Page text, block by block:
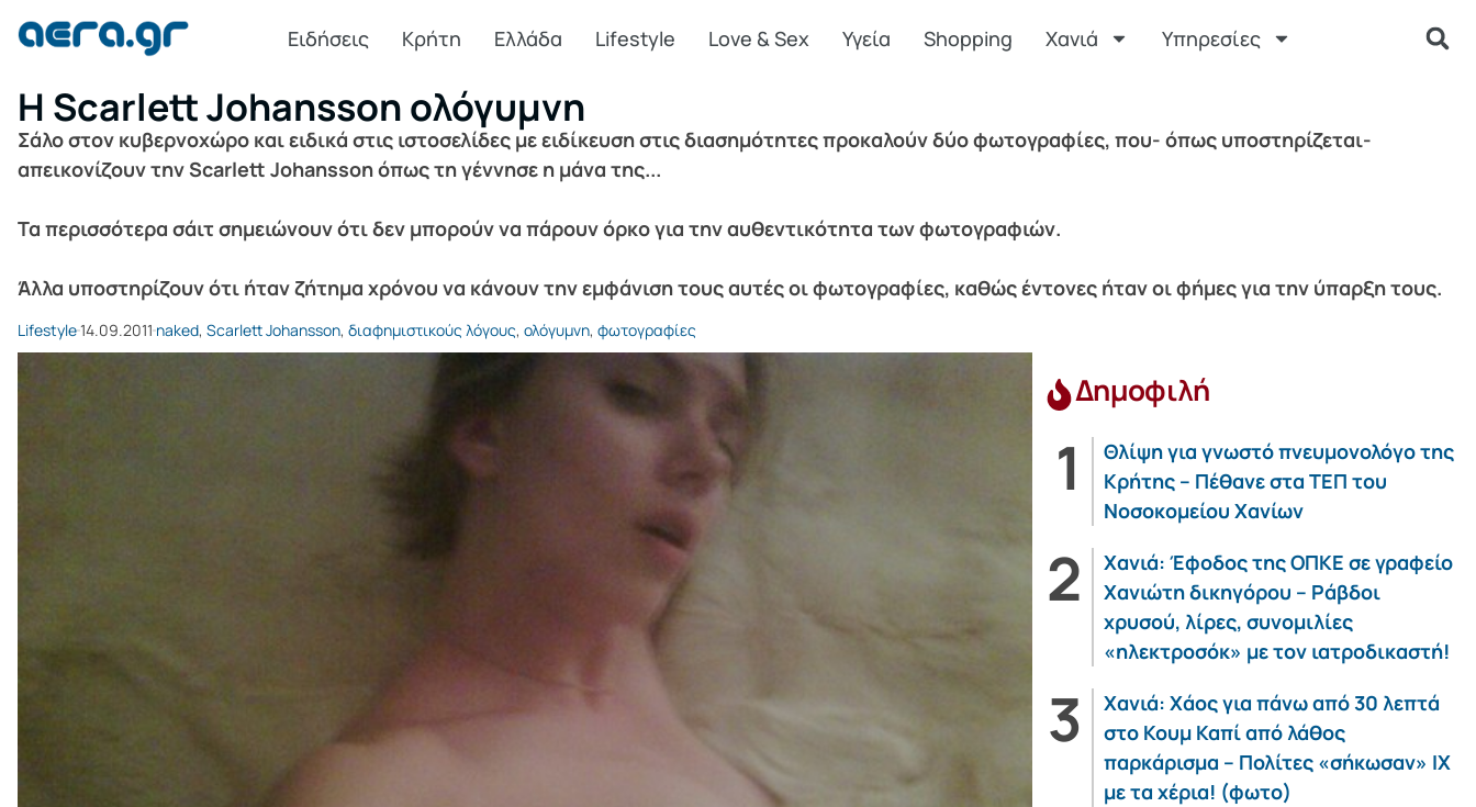
Ειδήσεις Κρήτη Ελλάδα Lifestyle Love & Sex Υγεία Shopping Χανιά Υπηρεσίες
H Scarlett Johansson ολόγυμνη
Σάλο στον κυβερνοχώρο και ειδικά στις ιστοσελίδες με ειδίκευση στις διασημότητες προκαλούν δύο φωτογραφίες, που- όπως υποστηρίζεται-
απεικονίζουν την Scarlett Johansson όπως τη γέννησε η μάνα της...
Τα περισσότερα σάιτ σημειώνουν ότι δεν μπορούν να πάρουν όρκο για την αυθεντικότητα των φωτογραφιών.
Άλλα υποστηρίζουν ότι ήταν ζήτημα χρόνου να κάνουν την εμφάνιση τους αυτές οι φωτογραφίες, καθώς έντονες ήταν οι φήμες για την ύπαρξη τους.
Lifestyle14.09.2011 naked, Scarlett Johansson, διαφημιστικούς λόγους, ολόγυμνη, φωτογραφίες
Δημοφιλή
Θλίψη για γνωστό πνευμονολόγο της
Κρήτης – Πέθανε στα ΤΕΠ του
Νοσοκομείου Χανίων
Χανιά: Έφοδος της ΟΠΚΕ σε γραφείο
Χανιώτη δικηγόρου – Ράβδοι
χρυσού, λίρες, συνομιλίες
«ηλεκτροσόκ» με τον ιατροδικαστή!
Χανιά: Χάος για πάνω από 30 λεπτά
στο Κουμ Καπί από λάθος
παρκάρισμα – Πολίτες «σήκωσαν» ΙΧ
με τα χέρια! (φωτο)